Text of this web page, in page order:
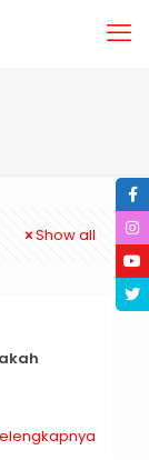
Show all